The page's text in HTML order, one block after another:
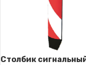
Столбик